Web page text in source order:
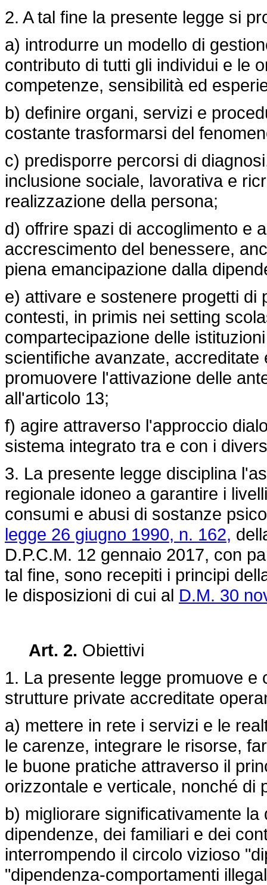
2. A tal fine la presente legge si
a) introdurre un modello di
contributo di tutti gli individui e le
competenze, sensibilità ed
b) definire organi, servizi e
costante trasformarsi del
c) predisporre percorsi di
inclusione sociale, lavorativa e
realizzazione della persona;
d) offrire spazi di accoglimento e
accrescimento del benessere,
piena emancipazione dalla
e) attivare e sostenere progetti di
contesti, in primis nei setting
compartecipazione delle
scientifiche avanzate,
promuovere l'attivazione delle
all'articolo 13;
f) agire attraverso l'approccio
sistema integrato tra e con i
3. La presente legge disciplina
regionale idoneo a garantire i
consumi e abusi di sostanze
legge 26 giugno 1990, n. 162,
D.P.C.M. 12 gennaio 2017, con
tal fine, sono recepiti i principi
le disposizioni di cui al D.M. 30
Art. 2. Obiettivi
1. La presente legge promuove
strutture private accreditate
a) mettere in rete i servizi e le
le carenze, integrare le risorse,
le buone pratiche attraverso il
orizzontale e verticale, nonché di
b) migliorare significativamente
dipendenze, dei familiari e dei
interrompendo il circolo vizioso
"dipendenza-comportamenti